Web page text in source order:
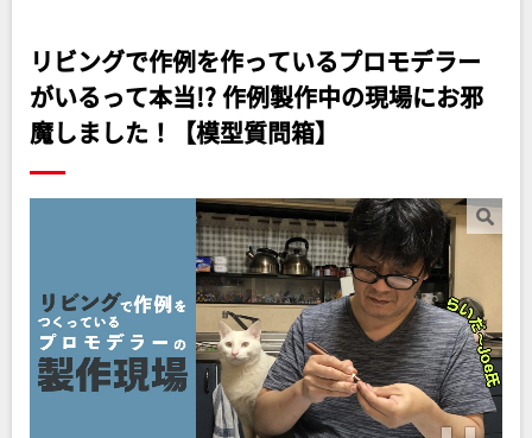
リビングで作例を作っているプロモデラー
がいるって本当!? 作例製作中の現場にお邪
魔しました！【模型質問箱】